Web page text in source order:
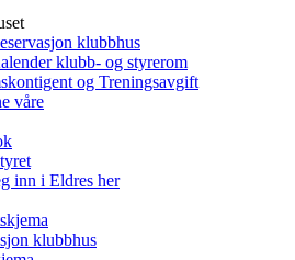
klubbhus
klubb- og styrerom
og Treningsavgift
våre
inn i Eldres her
klubbhus